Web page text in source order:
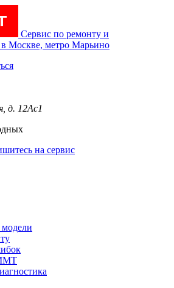
Сервис по ремонту и
Москве, метро Марьино
д. 12Ас1
на сервис